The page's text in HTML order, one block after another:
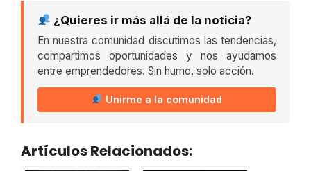
¿Quieres ir más allá de la noticia?
En nuestra comunidad discutimos las tendencias,
compartimos oportunidades y nos ayudamos
entre emprendedores. Sin humo, solo acción.
Unirme a la comunidad
Artículos Relacionados: